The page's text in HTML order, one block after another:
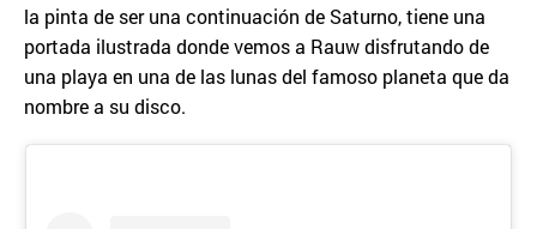
la pinta de ser una continuación de Saturno, tiene una
portada ilustrada donde vemos a Rauw disfrutando de
una playa en una de las lunas del famoso planeta que da
nombre a su disco.